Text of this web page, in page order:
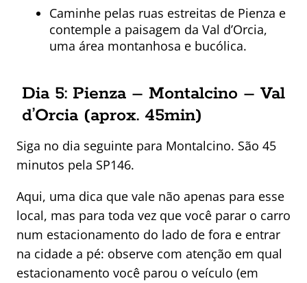
Caminhe pelas ruas estreitas de Pienza e
contemple a paisagem da Val d’Orcia,
uma área montanhosa e bucólica.
Dia 5: Pienza – Montalcino – Val
d’Orcia (aprox. 45min)
Siga no dia seguinte para Montalcino. São 45
minutos pela SP146.
Aqui, uma dica que vale não apenas para esse
local, mas para toda vez que você parar o carro
num estacionamento do lado de fora e entrar
na cidade a pé: observe com atenção em qual
estacionamento você parou o veículo (em